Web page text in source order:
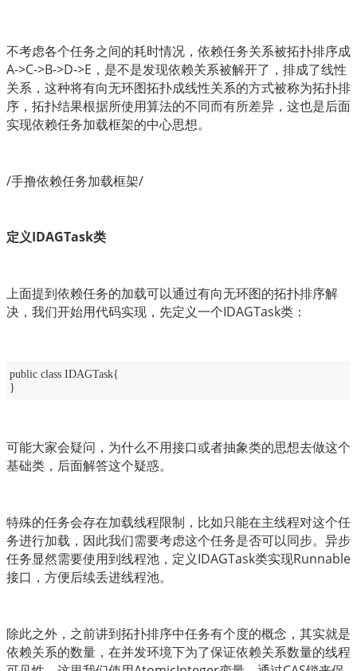
不考虑各个任务之间的耗时情况，依赖任务关系被拓扑排序成
A->C->B->D->E，是不是发现依赖关系被解开了，排成了线性
关系，这种将有向无环图拓扑成线性关系的方式被称为拓扑排
序，拓扑结果根据所使用算法的不同而有所差异，这也是后面
实现依赖任务加载框架的中心思想。
/手撸依赖任务加载框架/
定义IDAGTask类
上面提到依赖任务的加载可以通过有向无环图的拓扑排序解
决，我们开始用代码实现，先定义一个IDAGTask类：
public class IDAGTask{
}
可能大家会疑问，为什么不用接口或者抽象类的思想去做这个
基础类，后面解答这个疑惑。
特殊的任务会存在加载线程限制，比如只能在主线程对这个任
务进行加载，因此我们需要考虑这个任务是否可以同步。异步
任务显然需要使用到线程池，定义IDAGTask类实现Runnable
接口，方便后续丢进线程池。
除此之外，之前讲到拓扑排序中任务有个度的概念，其实就是
依赖关系的数量，在并发环境下为了保证依赖关系数量的线程